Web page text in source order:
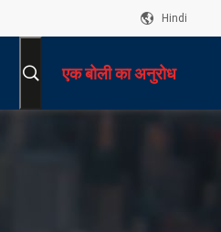
Hindi
एक बोली का अनुरोध